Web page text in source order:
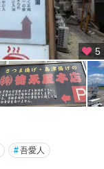
5
#吾愛人